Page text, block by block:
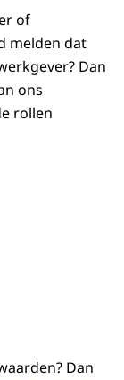
of
melden dat
Dan
ons
rollen
Dan